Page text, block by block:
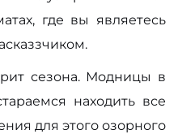
где вы являетесь
сезона. Модницы в
находить все
для этого озорного